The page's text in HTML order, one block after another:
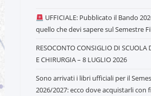
UFFICIALE: Pubblicato il Bando
quello che devi sapere sul Semestre
RESOCONTO CONSIGLIO DI SCUOLA
E CHIRURGIA – 8 LUGLIO 2026
Sono arrivati i libri ufficiali per il
2026/2027: ecco dove acquistarli con